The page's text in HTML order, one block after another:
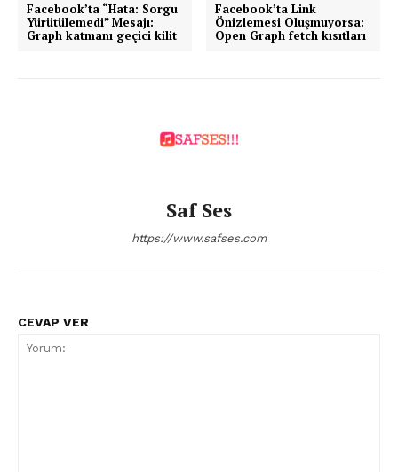
Facebook’ta “Hata: Sorgu
Yürütülemedi” Mesajı:
Graph katmanı geçici kilit
Facebook’ta Link
Önizlemesi Oluşmuyorsa:
Open Graph fetch kısıtları
Saf Ses
https://www.safses.com
CEVAP VER